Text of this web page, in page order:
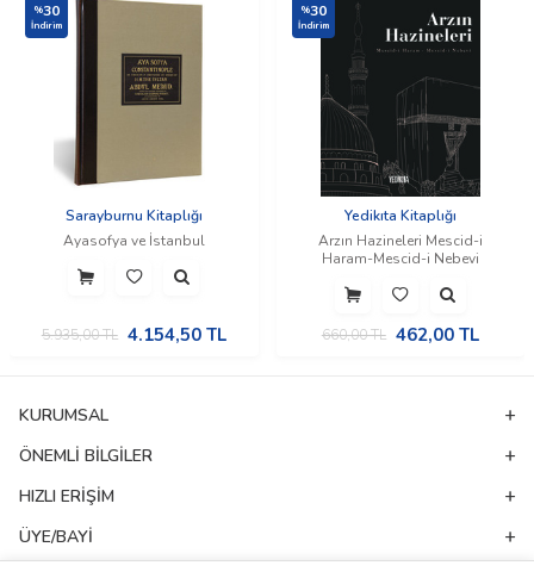
%30
İndirim
Sarayburnu Kitaplığı
Ayasofya ve İstanbul
5.935,00TL 4.154,50TL
%30
İndirim
Yedikıta Kitaplığı
Arzın Hazineleri Mescid-i
Haram-Mescid-i Nebevi
660,00TL 462,00TL
KURUMSAL
ÖNEMLI BILGILER
HIZLI ERIŞIM
ÜYE/BAYI